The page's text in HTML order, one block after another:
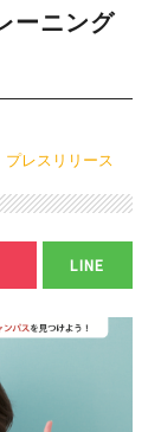
ーニング
プレスリリース
LINE